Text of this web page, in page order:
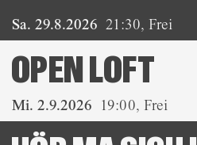
Sa. 29.8.2026 21:30,Frei
Mi. 2.9.2026 19:00,Frei
OPEN LOFT